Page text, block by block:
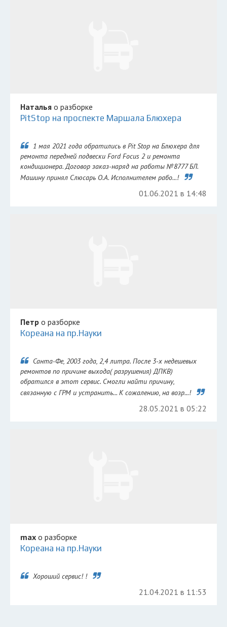
Наталья о разборке
PitStop на проспекте Маршала Блюхера
1 мая 2021 года обратились в Pit Stop на Блюхера для
ремонта передней подвески Ford Focus 2 и ремонта
кондиционера. Договор заказ-наряд на работы №8777 БЛ.
Машину принял Слюсарь О.А. Исполнителем рабо...!
01.06.2021 в 14:48
Петр о разборке
Кореана на пр.Науки
Санта-Фе, 2003 года, 2,4 литра. После 3-х недешевых
ремонтов по причине выхода( разрушения) ДПКВ)
обратился в этот сервис. Смогли найти причину,
связанную с ГРМ и устранить... К сожалению, на возр...!
28.05.2021 в 05:22
max о разборке
Кореана на пр.Науки
Хороший сервис! !
21.04.2021 в 11:53